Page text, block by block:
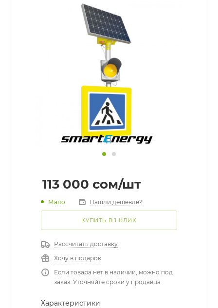
113 000 cом/шт
Мало Нашли дешевле?
КУПИТЬ В 1 КЛИК
Рассчитать доставку
Хочу в подарок
Если товара нет в наличии, можно под
заказ. Уточняйте сроки у продавца
Характеристики